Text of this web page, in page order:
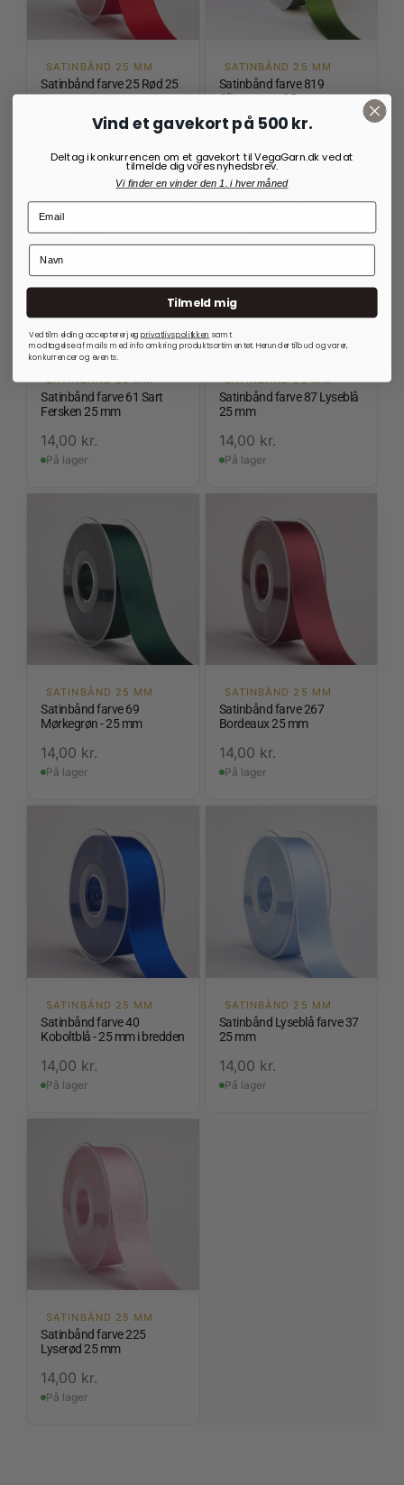
SATINBÅND 25 MM
Satinbånd farve 25 Rød 25
mm
kr.
SATINBÅND 25 MM
Satinbånd farve 819
Olivengrøn - 25 mm
14,00kr.
SATINBÅND 25 MM
Satinbånd farve 61 Sart
Fersken 25 mm
14,00 kr.
På lager
SATINBÅND 25 MM
Satinbånd farve 87 Lyseblå
25 mm
14,00 kr.
På lager
SATINBÅND 25 MM
Satinbånd farve 69
Mørkegrøn - 25 mm
14,00 kr.
På lager
SATINBÅND 25 MM
Satinbånd farve 267
Bordeaux 25 mm
14,00 kr.
På lager
SATINBÅND 25 MM
Satinbånd farve 40
Koboltblå - 25 mm i bredden
14,00 kr.
På lager
SATINBÅND 25 MM
Satinbånd Lyseblå farve 37
25 mm
14,00 kr.
På lager
SATINBÅND 25 MM
Satinbånd farve 225
Lyserød 25 mm
14,00 kr.
På lager
Vind et gavekort på 500 kr.
Deltag i konkurrencen om et gavekort til VegaGarn.dk ved at
tilmelde dig vores nyhedsbrev.
Vi finder en vinder den 1. i hver måned
Tilmeld mig
Ved tilmelding accepterer jegprivatlivspolitkken samt
modtagelse af mails med info omkring produktsortimentet. Herunder tilbud og varer,
konkurrencer og events.